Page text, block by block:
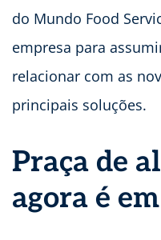
do Mundo Food
empresa para
relacionar com as
principais soluções.
Praça de
agora é